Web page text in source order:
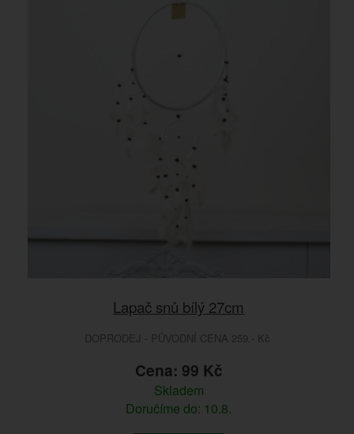
Lapač snů bílý 27cm
DOPRODEJ - PŮVODNÍ CENA 259.- Kč
Cena: 99 Kč
Skladem
Doručíme do: 10.8.